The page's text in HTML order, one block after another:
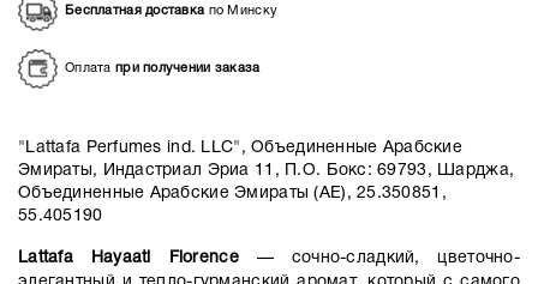
Бесплатная доставкапо Минску
Оплата при получении заказа
"Lattafa Perfumes ind. LLC", Объединенные Арабские
Эмираты, Индастриал Эриа 11, П.О. Бокс: 69793, Шарджа,
Объединенные Арабские Эмираты (АЕ), 25.350851,
55.405190
Lattafa Hayaati Florence— сочно-сладкий, цветочно-